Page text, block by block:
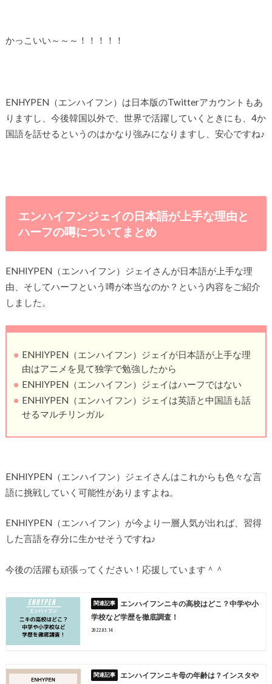
かっこいい～～～！！！！！
ENHYPEN（エンハイフン）は日本版のTwitterアカウントもあ
りますし、今後韓国以外で、世界で活躍していくときにも、4か
国語を話せるというのはかなり強みになりますし、安心ですね♪
エンハイフンジェイの日本語が上手な理由と
ハーフの噂についてまとめ
ENHIYPEN（エンハイフン）ジェイさんが日本語が上手な理
由、そしてハーフという噂が本当なのか？という内容をご紹介
しました。
ENHIYPEN（エンハイフン）ジェイが日本語が上手な理
由はアニメを見て独学で勉強したから
ENHIYPEN（エンハイフン）ジェイはハーフではない
ENHIYPEN（エンハイフン）ジェイは英語と中国語も話
せるマルチリンガル
ENHIYPEN（エンハイフン）ジェイさんはこれからも色々な言
語に挑戦していく可能性がありますよね。
ENHIYPEN（エンハイフン）が今より一層人気が出れば、習得
した言語を存分に生かせそうですね♪
今後の活躍も頑張ってください！応援しています＾＾
エンハイフンニキの高校はどこ？中学や小
学校など学歴を徹底調査！
2022.03.14
エンハイフンニキ母の年齢は？インスタや